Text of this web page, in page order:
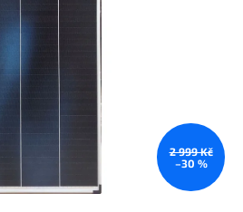
2 999 Kč
–30 %